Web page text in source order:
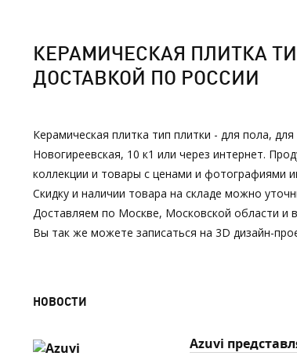
КЕРАМИЧЕСКАЯ ПЛИТКА
ДОСТАВКОЙ ПО РОССИИ
Керамическая плитка тип плитки - для пола,
Новогиреевская, 10 к1 или через интернет.
коллекции и товары с ценами и фотографиями
Скидку и наличии товара на складе можно
Доставляем по Москве, Московской области и
Вы так же можете записаться на 3D дизайн-
НОВОСТИ
Azuvi